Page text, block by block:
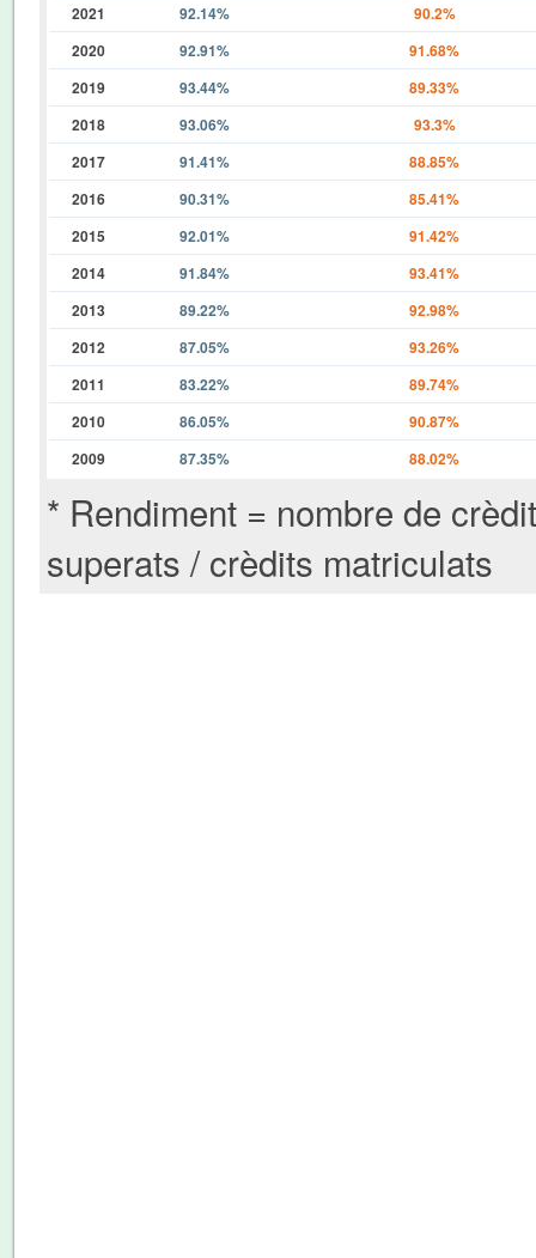
2021
92.14%
90.2%
2020
92.91%
91.68%
2019
93.44%
89.33%
2018
93.06%
93.3%
2017
91.41%
88.85%
2016
90.31%
85.41%
2015
92.01%
91.42%
2014
91.84%
93.41%
2013
89.22%
92.98%
2012
87.05%
93.26%
2011
83.22%
89.74%
2010
86.05%
90.87%
2009
87.35% 88.02%
* Rendiment = nombre de
superats / crèdits matriculats